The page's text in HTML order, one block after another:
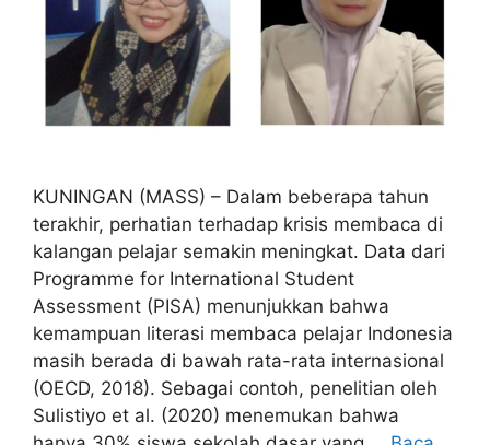
KUNINGAN (MASS) – Dalam beberapa tahun
terakhir, perhatian terhadap krisis membaca di
kalangan pelajar semakin meningkat. Data dari
Programme for International Student
Assessment (PISA) menunjukkan bahwa
kemampuan literasi membaca pelajar Indonesia
masih berada di bawah rata-rata internasional
(OECD, 2018). Sebagai contoh, penelitian oleh
Sulistiyo et al. (2020) menemukan bahwa